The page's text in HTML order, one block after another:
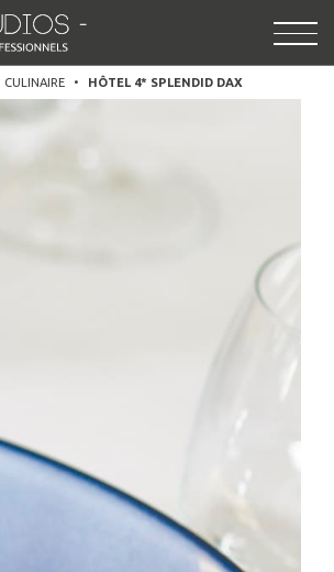
CULINAIRE • HÔTEL 4* SPLENDID DAX